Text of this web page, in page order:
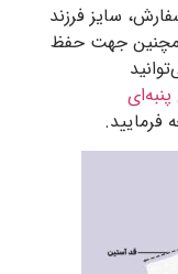
سایز فرزند
جهت حفظ
فرمایید.